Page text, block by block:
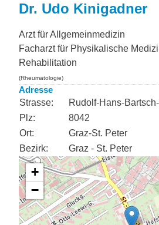
Dr. Udo Kinigadner
Arzt für Allgemeinmedizin
Facharzt für Physikalische
Rehabilitation
(Rheumatologie)
Adresse
Strasse:
Rudolf-Hans-
Plz:
8042
Ort:
Graz-St. Peter
Bezirk:
Graz - St. Peter